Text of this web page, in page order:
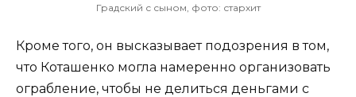
Градский с сыном, фото: стархит
Кроме того, он высказывает подозрения в том,
что Коташенко могла намеренно организовать
ограбление, чтобы не делиться деньгами с